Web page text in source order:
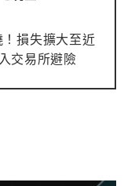
損失擴大至近
交易所避險